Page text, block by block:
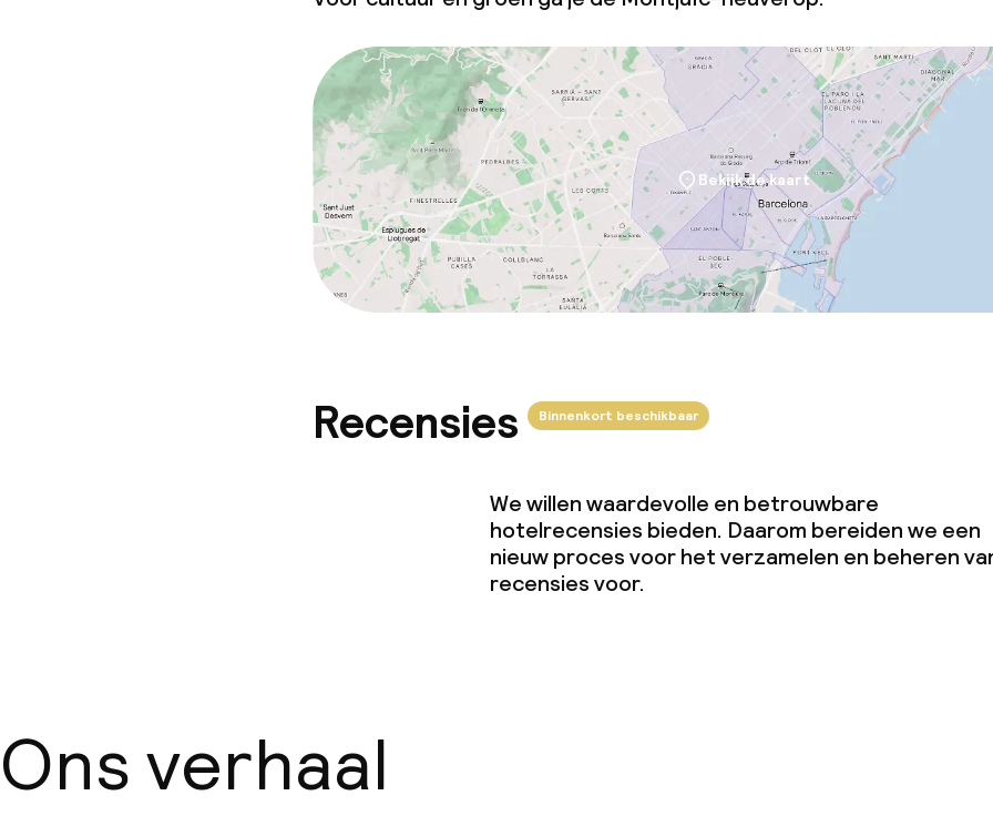
Bekijk de kaart
Recensies Binnenkort beschikbaar
We willen waardevolle en betrouwbare
hotelrecensies bieden. Daarom bereiden we een
nieuw proces voor het verzamelen en beheren
recensies voor.
Ons verhaal